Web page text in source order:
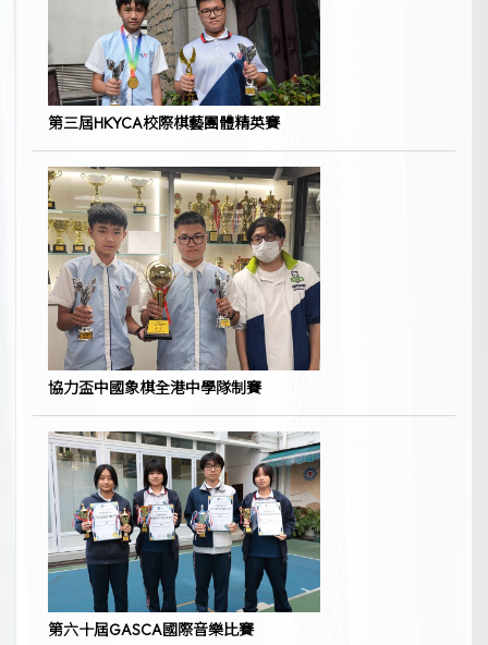
第三屆HKYCA校際棋藝團體精英賽
協力盃中國象棋全港中學隊制賽
第六十屆GASCA國際音樂比賽